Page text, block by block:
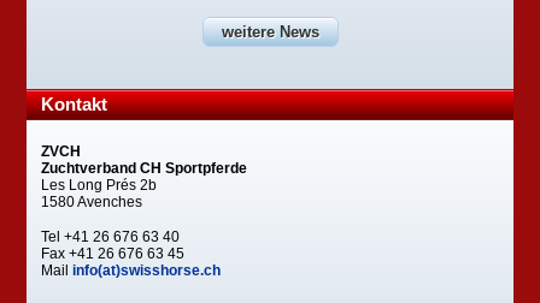
weitere News
Kontakt
ZVCH
Zuchtverband CH Sportpferde
Les Long Prés 2b
1580 Avenches
Tel +41 26 676 63 40
Fax +41 26 676 63 45
Mailinfo(at)swisshorse.ch